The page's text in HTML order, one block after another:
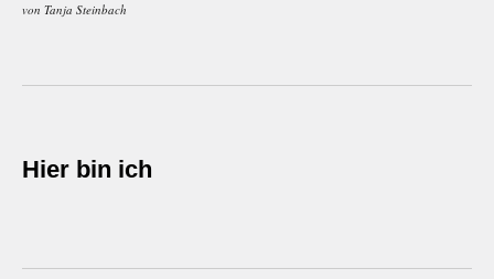
von Tanja Steinbach
Hier bin ich